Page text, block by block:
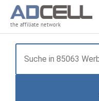
the affiliate network